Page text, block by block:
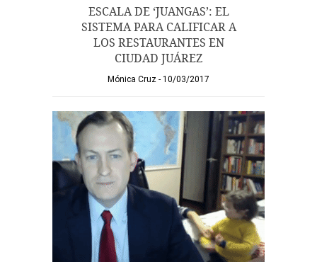
ESCALA DE ‘JUANGAS’: EL
SISTEMA PARA CALIFICAR A
LOS RESTAURANTES EN
CIUDAD JUÁREZ
Mónica Cruz 10/03/2017